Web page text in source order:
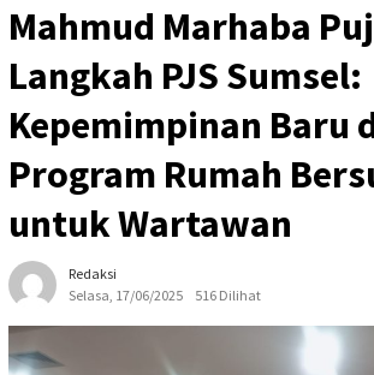
Mahmud Marhaba
Langkah PJS Sumsel:
Kepemimpinan Baru
Program Rumah
untuk Wartawan
Redaksi
Selasa, 17/06/2025
516 Dilihat